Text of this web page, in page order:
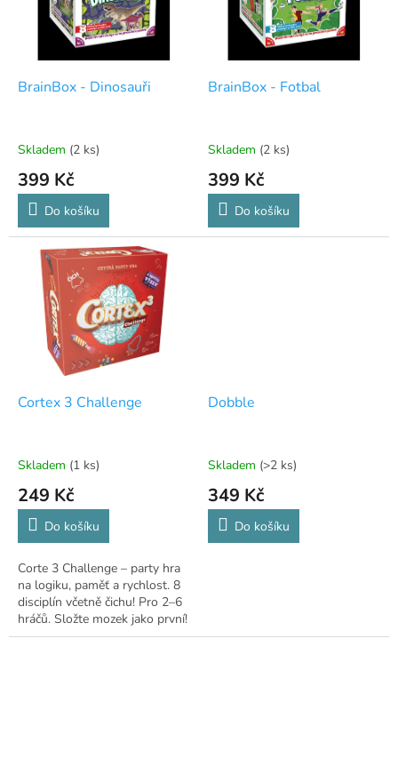
BrainBox - Dinosauři
Skladem (2 ks)
399 Kč
Do košíku
BrainBox - Fotbal
Skladem (2 ks)
399 Kč
Do košíku
Cortex 3 Challenge
Skladem (1 ks)
249 Kč
Do košíku
Corte 3 Challenge – party hra
na logiku, paměť a rychlost. 8
disciplín včetně čichu! Pro 2–6
hráčů. Složte mozek jako první!
Dobble
Skladem (>2 ks)
349 Kč
Do košíku